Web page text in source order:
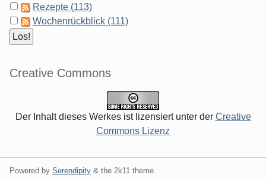
Rezepte (113)
Wochenrückblick (111)
Creative Commons
Der Inhalt dieses Werkes ist lizensiert unter der Creative
Commons Lizenz
Powered by Serendipity & the 2k11 theme.